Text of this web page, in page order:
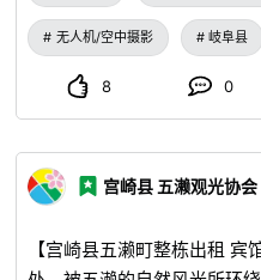
无人机/空中摄影 岐阜县
8 0
宫崎县 五濑观光协会
【宫崎县五濑町整栋出租 宾馆】庄屋